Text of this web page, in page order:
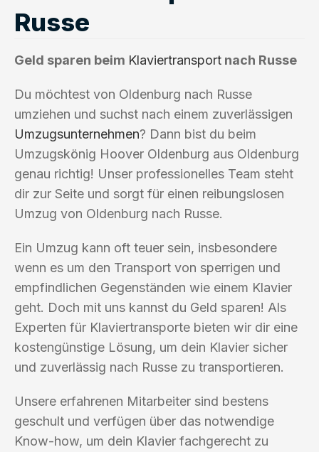
Russe
Geld sparen beim Klaviertransport nach Russe
Du möchtest von Oldenburg nach Russe
umziehen und suchst nach einem zuverlässigen
Umzugsunternehmen? Dann bist du beim
Umzugskönig Hoover Oldenburg aus Oldenburg
genau richtig! Unser professionelles Team steht
dir zur Seite und sorgt für einen reibungslosen
Umzug von Oldenburg nach Russe.
Ein Umzug kann oft teuer sein, insbesondere
wenn es um den Transport von sperrigen und
empfindlichen Gegenständen wie einem Klavier
geht. Doch mit uns kannst du Geld sparen! Als
Experten für Klaviertransporte bieten wir dir eine
kostengünstige Lösung, um dein Klavier sicher
und zuverlässig nach Russe zu transportieren.
Unsere erfahrenen Mitarbeiter sind bestens
geschult und verfügen über das notwendige
Know-how, um dein Klavier fachgerecht zu